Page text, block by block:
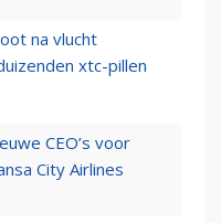
na vlucht
xtc-pillen
CEO’s voor
City Airlines